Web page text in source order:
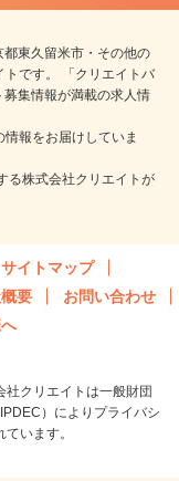
都東久留米市・その他の
です。 「クリエイトバ
集情報が満載の求人情
報をお届けしていま
る株式会社クリエイトが
サイトマップ
要
お問い合わせ
社クリエイトは一般財団
）によりプライバシ
います。